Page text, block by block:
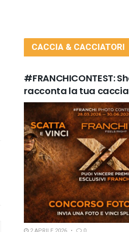
CACCIA & CACCIATORI
#FRANCHICONTEST:
racconta la tua caccia